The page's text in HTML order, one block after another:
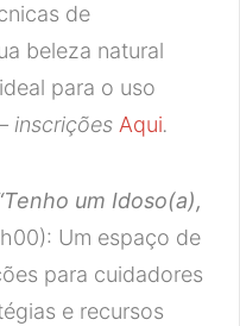
de
beleza natural
para o uso
inscrições Aqui.
um Idoso(a),
Um espaço de
para cuidadores
e recursos